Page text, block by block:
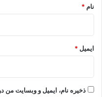
نام *
ایمیل *
ذخیره نام، ایمیل و وبسایت من